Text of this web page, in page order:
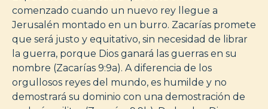
comenzado cuando un nuevo rey llegue a
Jerusalén montado en un burro. Zacarías promete
que será justo y equitativo, sin necesidad de librar
la guerra, porque Dios ganará las guerras en su
nombre (Zacarías 9:9a). A diferencia de los
orgullosos reyes del mundo, es humilde y no
demostrará su dominio con una demostración de